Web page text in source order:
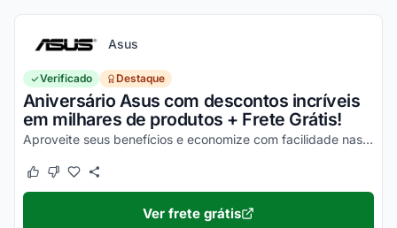
Asus
Verificado Destaque
Aniversário Asus com descontos incríveis
em milhares de produtos + Frete Grátis!
Aproveite seus benefícios e economize com facilidade nas suas compras!
Este cupom funcionou
Este cupom não funcionou
Ver frete grátis